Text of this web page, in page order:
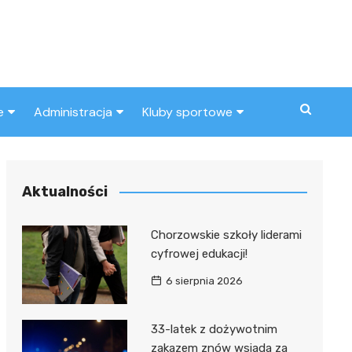
Administracja
Urząd miasta
Kluby sportowe
Aktualności
Chorzowskie szkoły liderami
cyfrowej edukacji!
6 sierpnia 2026
33-latek z dożywotnim
zakazem znów wsiada za